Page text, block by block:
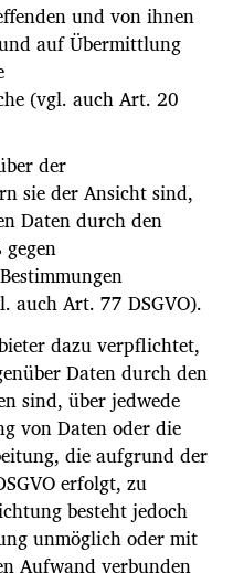
und von ihnen
auf Übermittlung
(vgl. auch Art. 20
der
sie der Ansicht sind,
Daten durch den
auch Art. 77 DSGVO).
dazu verpflichtet,
Daten durch den
sind, über jedwede
von Daten oder die
die aufgrund der
erfolgt, zu
besteht jedoch
unmöglich oder mit
Aufwand verbunden